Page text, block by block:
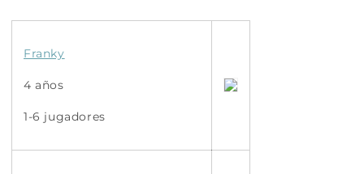
Franky
4 años
1-6 jugadores